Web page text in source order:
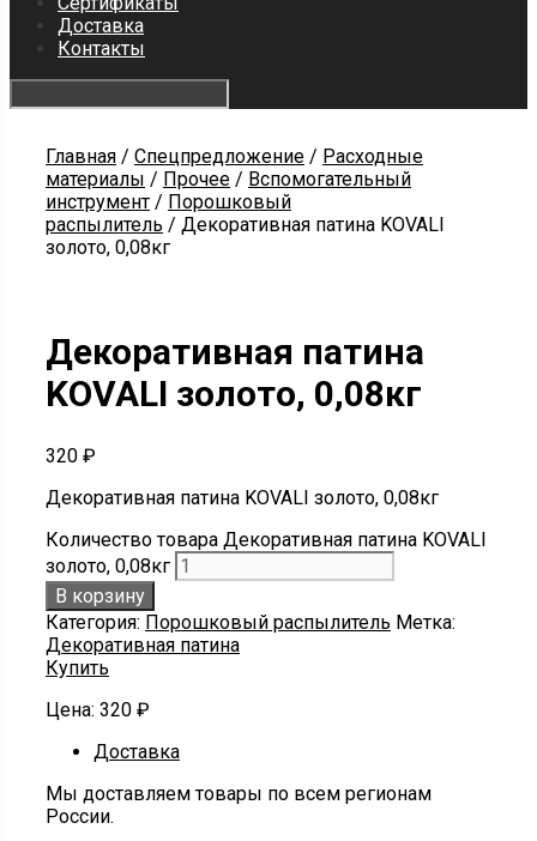
Доставка
Контакты
Главная / Спецпредложение / Расходные
материалы / Прочее / Вспомогательный
инструмент / Порошковый
распылитель / Декоративная патина KOVALI
золото, 0,08кг
Декоративная патина
KOVALI золото, 0,08кг
320 ₽
Декоративная патина KOVALI золото, 0,08кг
Количество товара Декоративная патина KOVALI
золото, 0,08кг
В корзину
Категория: Порошковый распылитель Метка:
Декоративная патина
Купить
Цена: 320 ₽
Доставка
Мы доставляем товары по всем регионам
России.